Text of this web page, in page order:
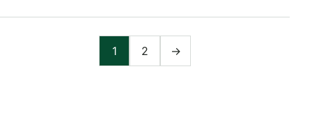
Paginação de posts
1 2 →